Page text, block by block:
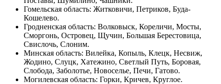
Гомельская область: Житковичи, Петриков, Буда-
Кошелево.
Гродненская область: Волковыск, Кореличи, Мосты,
Сморгонь, Островец, Щучин, Большая Берестовица,
Свислочь, Слоним.
Минская область: Вилейка, Копыль, Клецк, Несвиж,
Жодино, Слуцк, Хатежино, Светлый Путь, Боровая,
Слобода, Заболотье, Новоселье, Печи, Гатово.
Могилевская область: Горки, Кричев, Круглое.